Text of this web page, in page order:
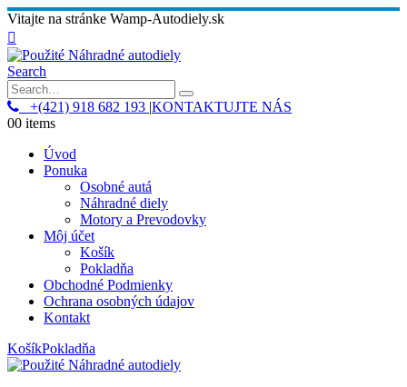
Vitajte na stránke Wamp-Autodiely.sk
Search
+(421) 918 682 193 |KONTAKTUJTE NÁS
00 items
Úvod
Ponuka
Osobné autá
Náhradné diely
Motory a Prevodovky
Môj účet
Košík
Pokladňa
Obchodné Podmienky
Ochrana osobných údajov
Kontakt
KošíkPokladňa